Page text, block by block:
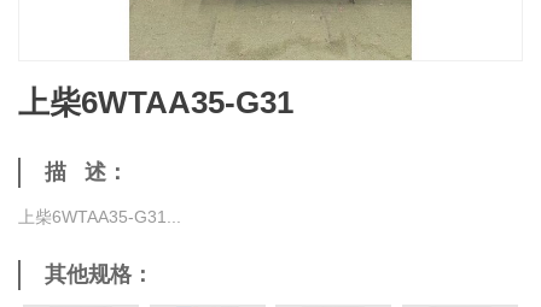
上柴6WTAA35-G31
描 述：
上柴6WTAA35-G31...
其他规格：